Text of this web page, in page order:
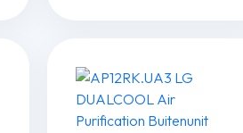
Buitenunit
5,0kW
aantal